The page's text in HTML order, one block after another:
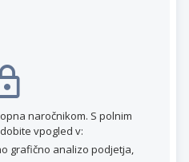
naročnikom. S polnim
vpogled v:
grafično analizo podjetja,